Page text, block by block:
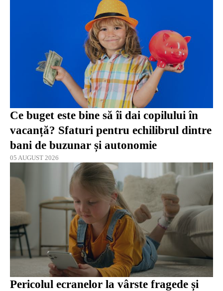
Ce buget este bine să îi dai copilului în
vacanță? Sfaturi pentru echilibrul dintre
bani de buzunar și autonomie
05 AUGUST 2026
Pericolul ecranelor la vârste fragede și